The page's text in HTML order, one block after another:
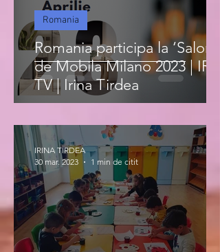
Romania participa la ‘Salonul
de Mobila Milano 2023 | IRIS
TV | Irina Tirdea
Romania
IRINA TIRDEA
30 mar. 2023
1 min de citit